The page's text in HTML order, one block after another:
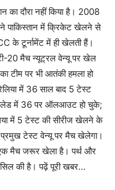
का दौरा नहीं किया है। 2008
पाकिस्तान में क्रिकेट खेलने से
के टूर्नामेंट में ही खेलती हैं।
20 मैच न्यूट्रल वेन्यू पर खेल
टीम पर भी आतंकी हमला हो
में 36 साल बाद 5 टेस्ट
में 36 पर ऑलआउट हो चुके;
में 5 टेस्ट की सीरीज खेलने के
प्रमुख टेस्ट वेन्यू पर मैच खेलेगा।
मैच जरूर खेला है। पर्थ और
की है। पढ़ें पूरी खबर…